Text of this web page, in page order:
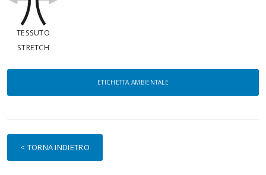
TESSUTO
STRETCH
ETICHETTA AMBIENTALE
< TORNA INDIETRO